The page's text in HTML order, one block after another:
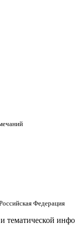
Федерация
тематической